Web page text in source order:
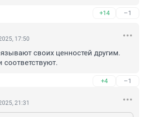
+14 –1
17:50
своих ценностей другим.
+4 –1
21:31